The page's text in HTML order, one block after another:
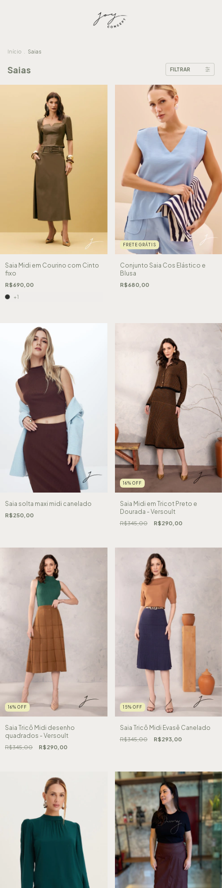
Início Saias
Saias FILTRAR
Saia Midi em Courino com Cinto
fixo
R$690,00
+1
FRETE GRÁTIS
Conjunto Saia Cos Elástico e
Blusa
R$680,00
Saia solta maxi midi canelado
R$250,00
16% OFF
Saia Midi em Tricot Preto e
Dourada - Versoult
R$345,00 R$290,00
16% OFF
Saia Tricô Midi desenho
quadrados - Versoult
R$345,00 R$290,00
15% OFF
Saia Tricô Midi Evasê Canelado
R$345,00 R$293,00